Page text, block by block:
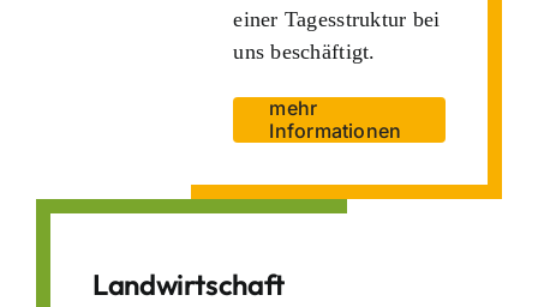
einer Tagesstruktur bei
uns beschäftigt.
mehr
Informationen
Landwirtschaft